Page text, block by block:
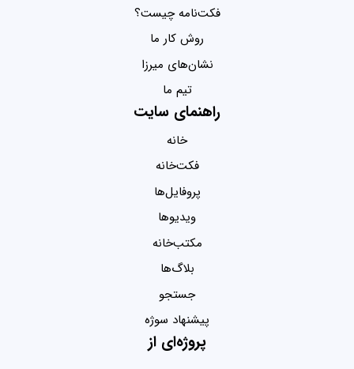
فکت‌نامه چیست؟
روش کار ما
نشان‌های میرزا
تیم ما
راهنمای سایت
خانه
فکت‌خانه
پروفایل‌ها
ویدیو‌ها
مکتب‌خانه
بلاگ‌ها
جستجو
پیشنهاد سوژه
پروژه‌ای از